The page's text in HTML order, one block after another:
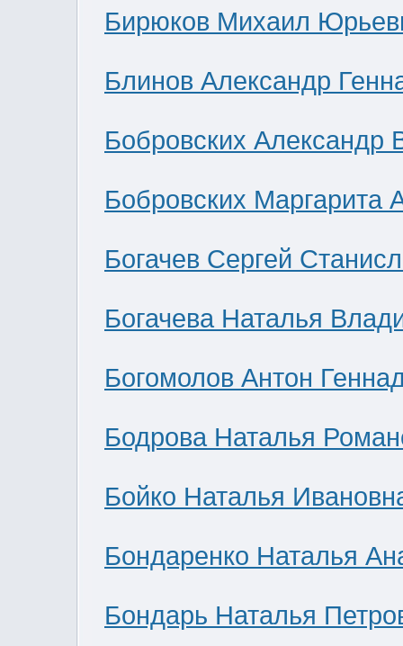
Бирюков Михаил
Блинов Александр
Бобровских Александр
Бобровских Маргарита
Богачев Сергей
Богачева Наталья
Богомолов Антон
Бодрова Наталья
Бойко Наталья
Бондаренко Наталья
Бондарь Наталья